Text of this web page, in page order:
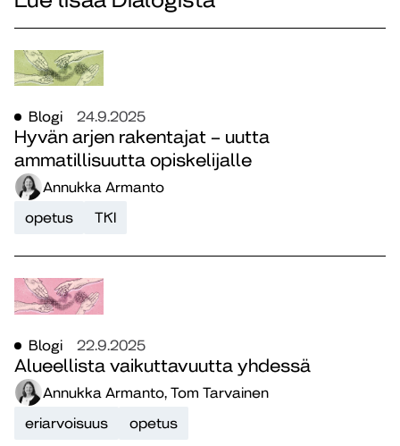
Blogi 24.9.2025
Hyvän arjen rakentajat – uutta
ammatillisuutta opiskelijalle
Annukka Armanto
opetus
TKI
Blogi 22.9.2025
Alueellista vaikuttavuutta yhdessä
Annukka Armanto, Tom Tarvainen
eriarvoisuus
opetus